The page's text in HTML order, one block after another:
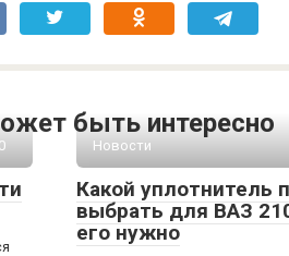
быть интересно
0 Новости
Какой уплотнитель
выбрать для ВАЗ
его нужно